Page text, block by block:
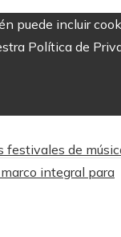
puede incluir
Política de
festivales de
integral para